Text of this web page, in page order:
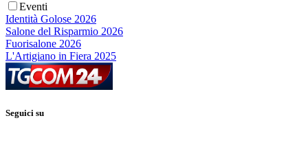
Eventi
Identità Golose 2026
Salone del Risparmio 2026
Fuorisalone 2026
L'Artigiano in Fiera 2025
Seguici su